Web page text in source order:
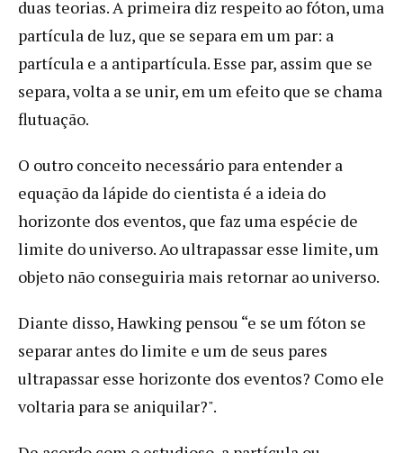
duas teorias. A primeira diz respeito ao fóton, uma
partícula de luz, que se separa em um par: a
partícula e a antipartícula. Esse par, assim que se
separa, volta a se unir, em um efeito que se chama
flutuação.
O outro conceito necessário para entender a
equação da lápide do cientista é a ideia do
horizonte dos eventos, que faz uma espécie de
limite do universo. Ao ultrapassar esse limite, um
objeto não conseguiria mais retornar ao universo.
Diante disso, Hawking pensou “e se um fóton se
separar antes do limite e um de seus pares
ultrapassar esse horizonte dos eventos? Como ele
voltaria para se aniquilar?".